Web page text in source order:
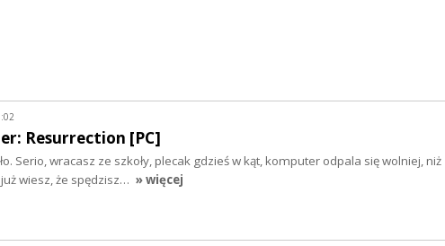
Resurrection [PC]
Serio, wracasz ze szkoły, plecak gdzieś w kąt, komputer odpala się wolniej,
wiesz, że spędzisz… » więcej